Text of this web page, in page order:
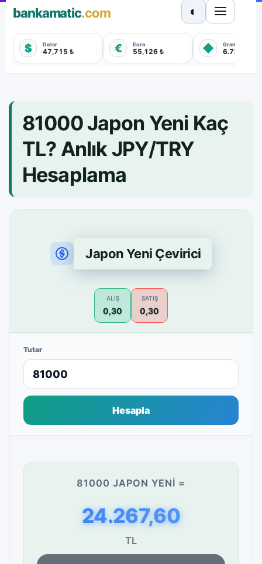
bankamatic.com
$ Dolar
47,715 ₺ € Euro
55,126 ₺ ◆ Gram Altın
6.733,450
◐
81000 Japon Yeni Kaç
TL? Anlık JPY/TRY
Hesaplama
Japon Yeni Çevirici
ALIŞ
0,30
SATIŞ
0,30
Tutar
Hesapla
81000 JAPON YENI =
24.267,60
TL